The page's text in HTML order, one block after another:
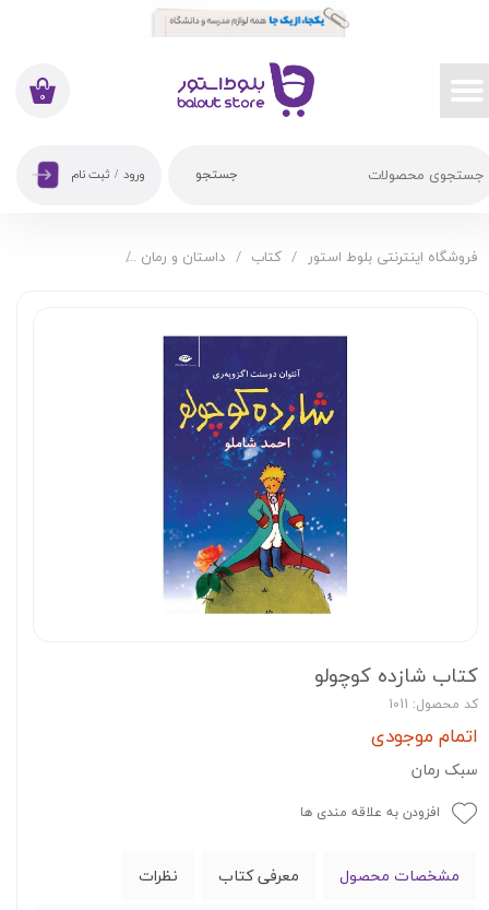
جستجو
۰
ورود / ثبت نام
حساب کاربری من
تغییر گذر واژه
فروشگاه اینترنتی بلوط استور کتاب داستان و رمان
کتاب شازده کوچولو
کد محصول: 1011
اتمام موجودی
سبک رمان
افزودن به علاقه مندی ها
مشخصات محصول معرفی کتاب نظرات